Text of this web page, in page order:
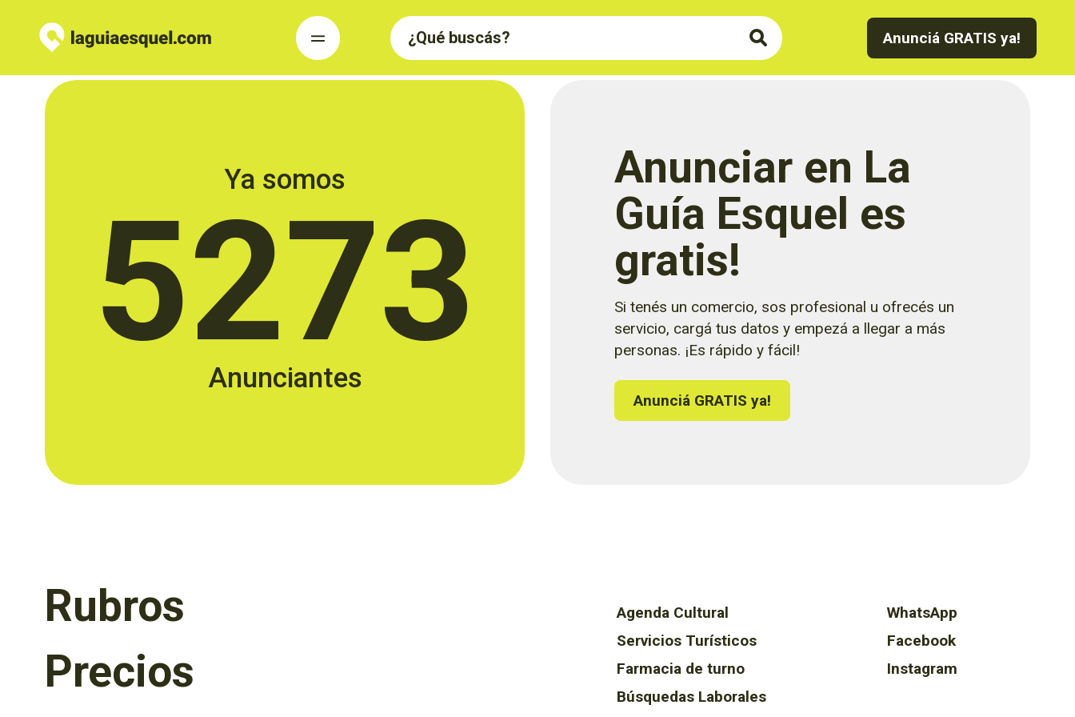
Anunciá GRATIS ya!
Ya somos
5273
Anunciantes
Anunciar en La
Guía Esquel es
gratis!
Si tenés un comercio, sos profesional u ofrecés un
servicio, cargá tus datos y empezá a llegar a más
personas. ¡Es rápido y fácil!
Anunciá GRATIS ya!
Rubros
Precios
Agenda Cultural
Servicios Turísticos
Farmacia de turno
Búsquedas Laborales
WhatsApp
Facebook
Instagram